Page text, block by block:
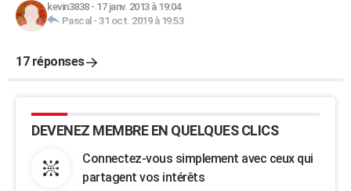
kevin3838- 17 janv. 2013 à 19:04
Pascal - 31 oct. 2019 à 19:53
17 réponses
DEVENEZ MEMBRE EN QUELQUES CLICS
Connectez-vous simplement avec ceux qui
partagent vos intérêts